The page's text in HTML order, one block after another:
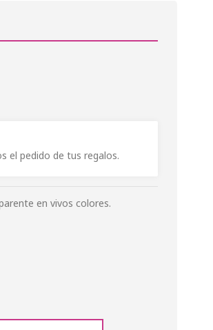
el pedido de tus regalos.
en vivos colores.